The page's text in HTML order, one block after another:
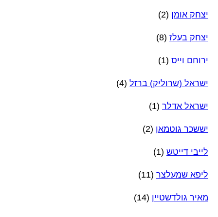
יצחק אומן (2)
יצחק בעלז (8)
ירוחם וייס (1)
ישראל (שרוליק) ברזל (4)
ישראל אדלר (1)
יששכר גוטמאן (2)
לייבי דייטש (1)
ליפא שמעלצר (11)
מאיר גולדשטיין (14)